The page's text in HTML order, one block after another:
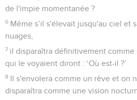
de l'impie momentanée ?
6 Même s’il s'élevait jusqu'au ciel et
nuages,
7 il disparaîtra définitivement comme
qui le voyaient diront : ‘Où est-il ?’
8 Il s'envolera comme un rêve et on
disparaîtra comme une vision